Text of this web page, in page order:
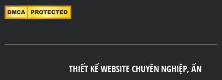
</body>
THIẾT KẾ WEBSITE CHUYÊN NGHIỆP, ẤN